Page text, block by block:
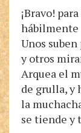
¡Bravo!
hábilmente
Unos
y otros
Arquea el
de grulla, y
la
se tiende y